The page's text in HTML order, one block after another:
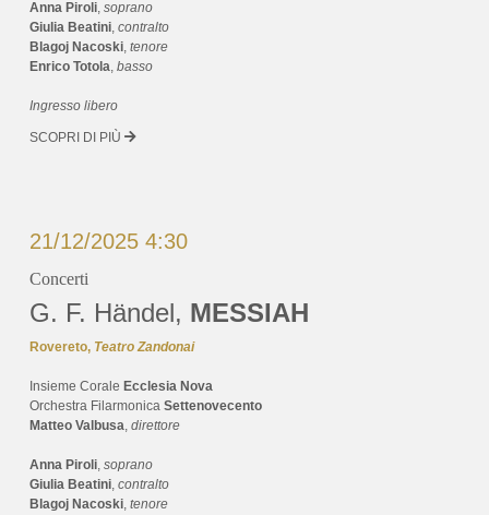
Anna Piroli, soprano
Giulia Beatini, contralto
Blagoj Nacoski, tenore
Enrico Totola, basso
Ingresso libero
SCOPRI DI PIÙ
21/12/2025 4:30
Concerti
G. F. Händel, MESSIAH
Rovereto, Teatro Zandonai
Insieme Corale Ecclesia Nova
Orchestra Filarmonica Settenovecento
Matteo Valbusa, direttore
Anna Piroli, soprano
Giulia Beatini, contralto
Blagoj Nacoski, tenore